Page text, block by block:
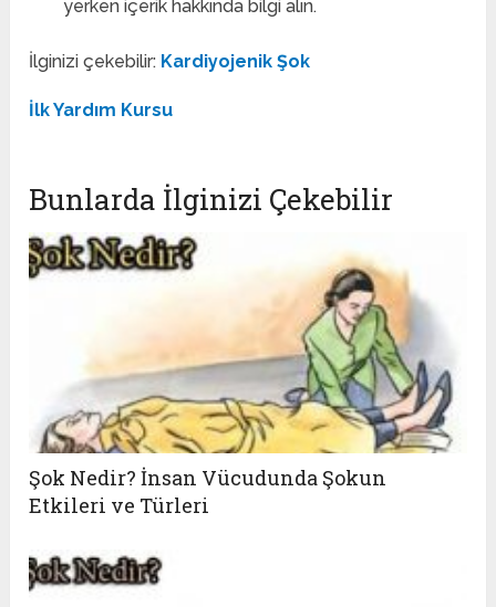
yerken içerik hakkında bilgi alın.
İlginizi çekebilir: Kardiyojenik Şok
İlk Yardım Kursu
Bunlarda İlginizi Çekebilir
Şok Nedir? İnsan Vücudunda Şokun
Etkileri ve Türleri